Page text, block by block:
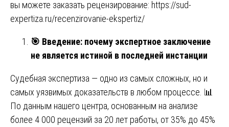
вы можете заказать рецензирование: https://sud-
expertiza.ru/recenzirovanie-ekspertiz/
🎯 Введение: почему экспертное заключение
не является истиной в последней инстанции
Судебная экспертиза — одно из самых сложных, но и
самых уязвимых доказательств в любом процессе. 📊
По данным нашего центра, основанным на анализе
более 4 000 рецензий за 20 лет работы, от 35% до 45%